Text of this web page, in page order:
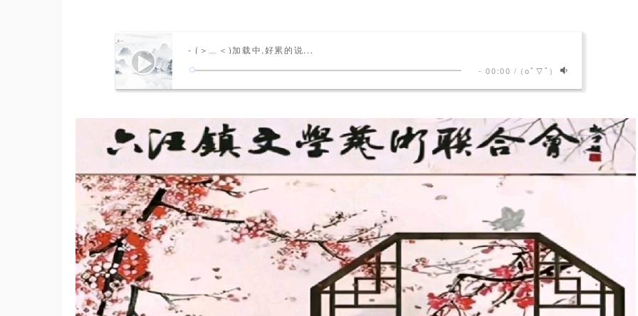
- (＞﹏＜)加载中,好累的说...
-00:00 / (oﾟ▽ﾟ)